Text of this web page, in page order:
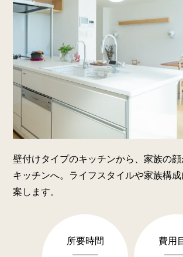
壁付けタイプのキッチンから、家族の
キッチンへ。ライフスタイルや家族構
案します。
所要時間 費用